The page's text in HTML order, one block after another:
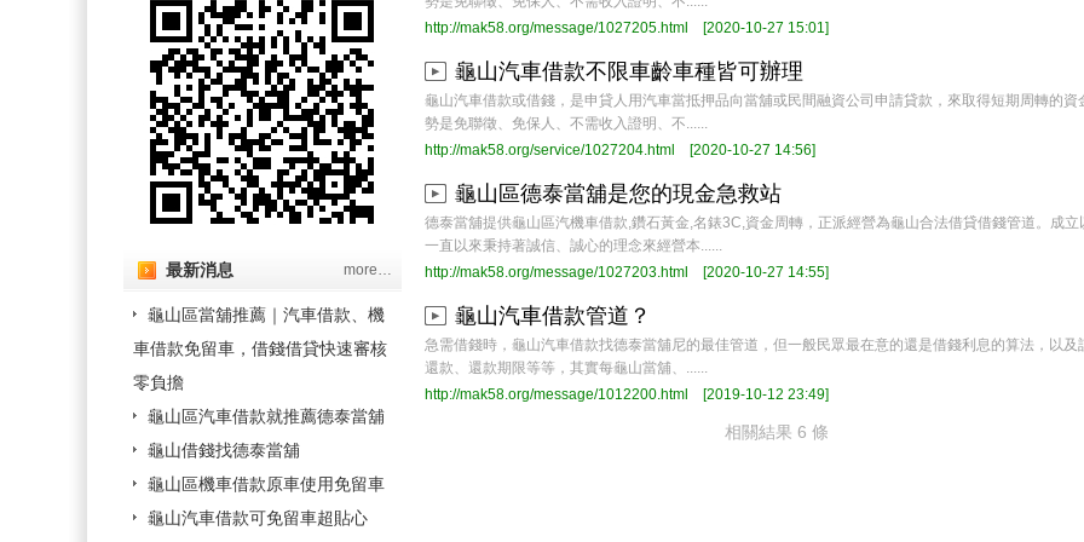
最新消息 more…
龜山區當舖推薦｜汽車借款、機
車借款免留車，借錢借貸快速審核
零負擔
龜山區汽車借款就推薦德泰當舖
龜山借錢找德泰當舖
龜山區機車借款原車使用免留車
龜山汽車借款可免留車超貼心
http://mak58.org/message/1027205.html
[2020-10-27 15:01]
龜山汽車借款不限車齡車種皆可辦理
龜山汽車借款或借錢，是申貸人用汽車當抵押品向當舖或民間融資公司申請貸款，來取得短期周轉的資
勢是免聯徵、免保人、不需收入證明、不......
http://mak58.org/service/1027204.html
[2020-10-27 14:56]
龜山區德泰當舖是您的現金急救站
德泰當舖提供龜山區汽機車借款,鑽石黃金,名錶3C,資金周轉，正派經營為龜山合法借貸借錢管道。成立
一直以來秉持著誠信、誠心的理念來經營本......
http://mak58.org/message/1027203.html
[2020-10-27 14:55]
龜山汽車借款管道？
急需借錢時，龜山汽車借款找德泰當舖尼的最佳管道，但一般民眾最在意的還是借錢利息的算法，以及
還款、還款期限等等，其實每龜山當舖、......
http://mak58.org/message/1012200.html
[2019-10-12 23:49]
相關結果 6 條